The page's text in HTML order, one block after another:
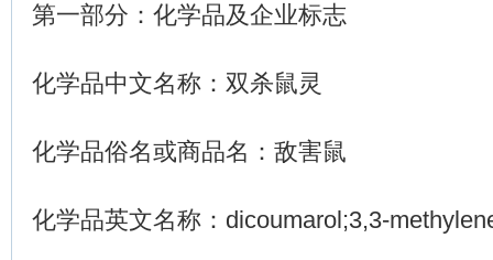
第一部分：化学品及企业标志
化学品中文名称：双杀鼠灵
化学品俗名或商品名：敌害鼠
化学品英文名称：dicoumarol;3,3-